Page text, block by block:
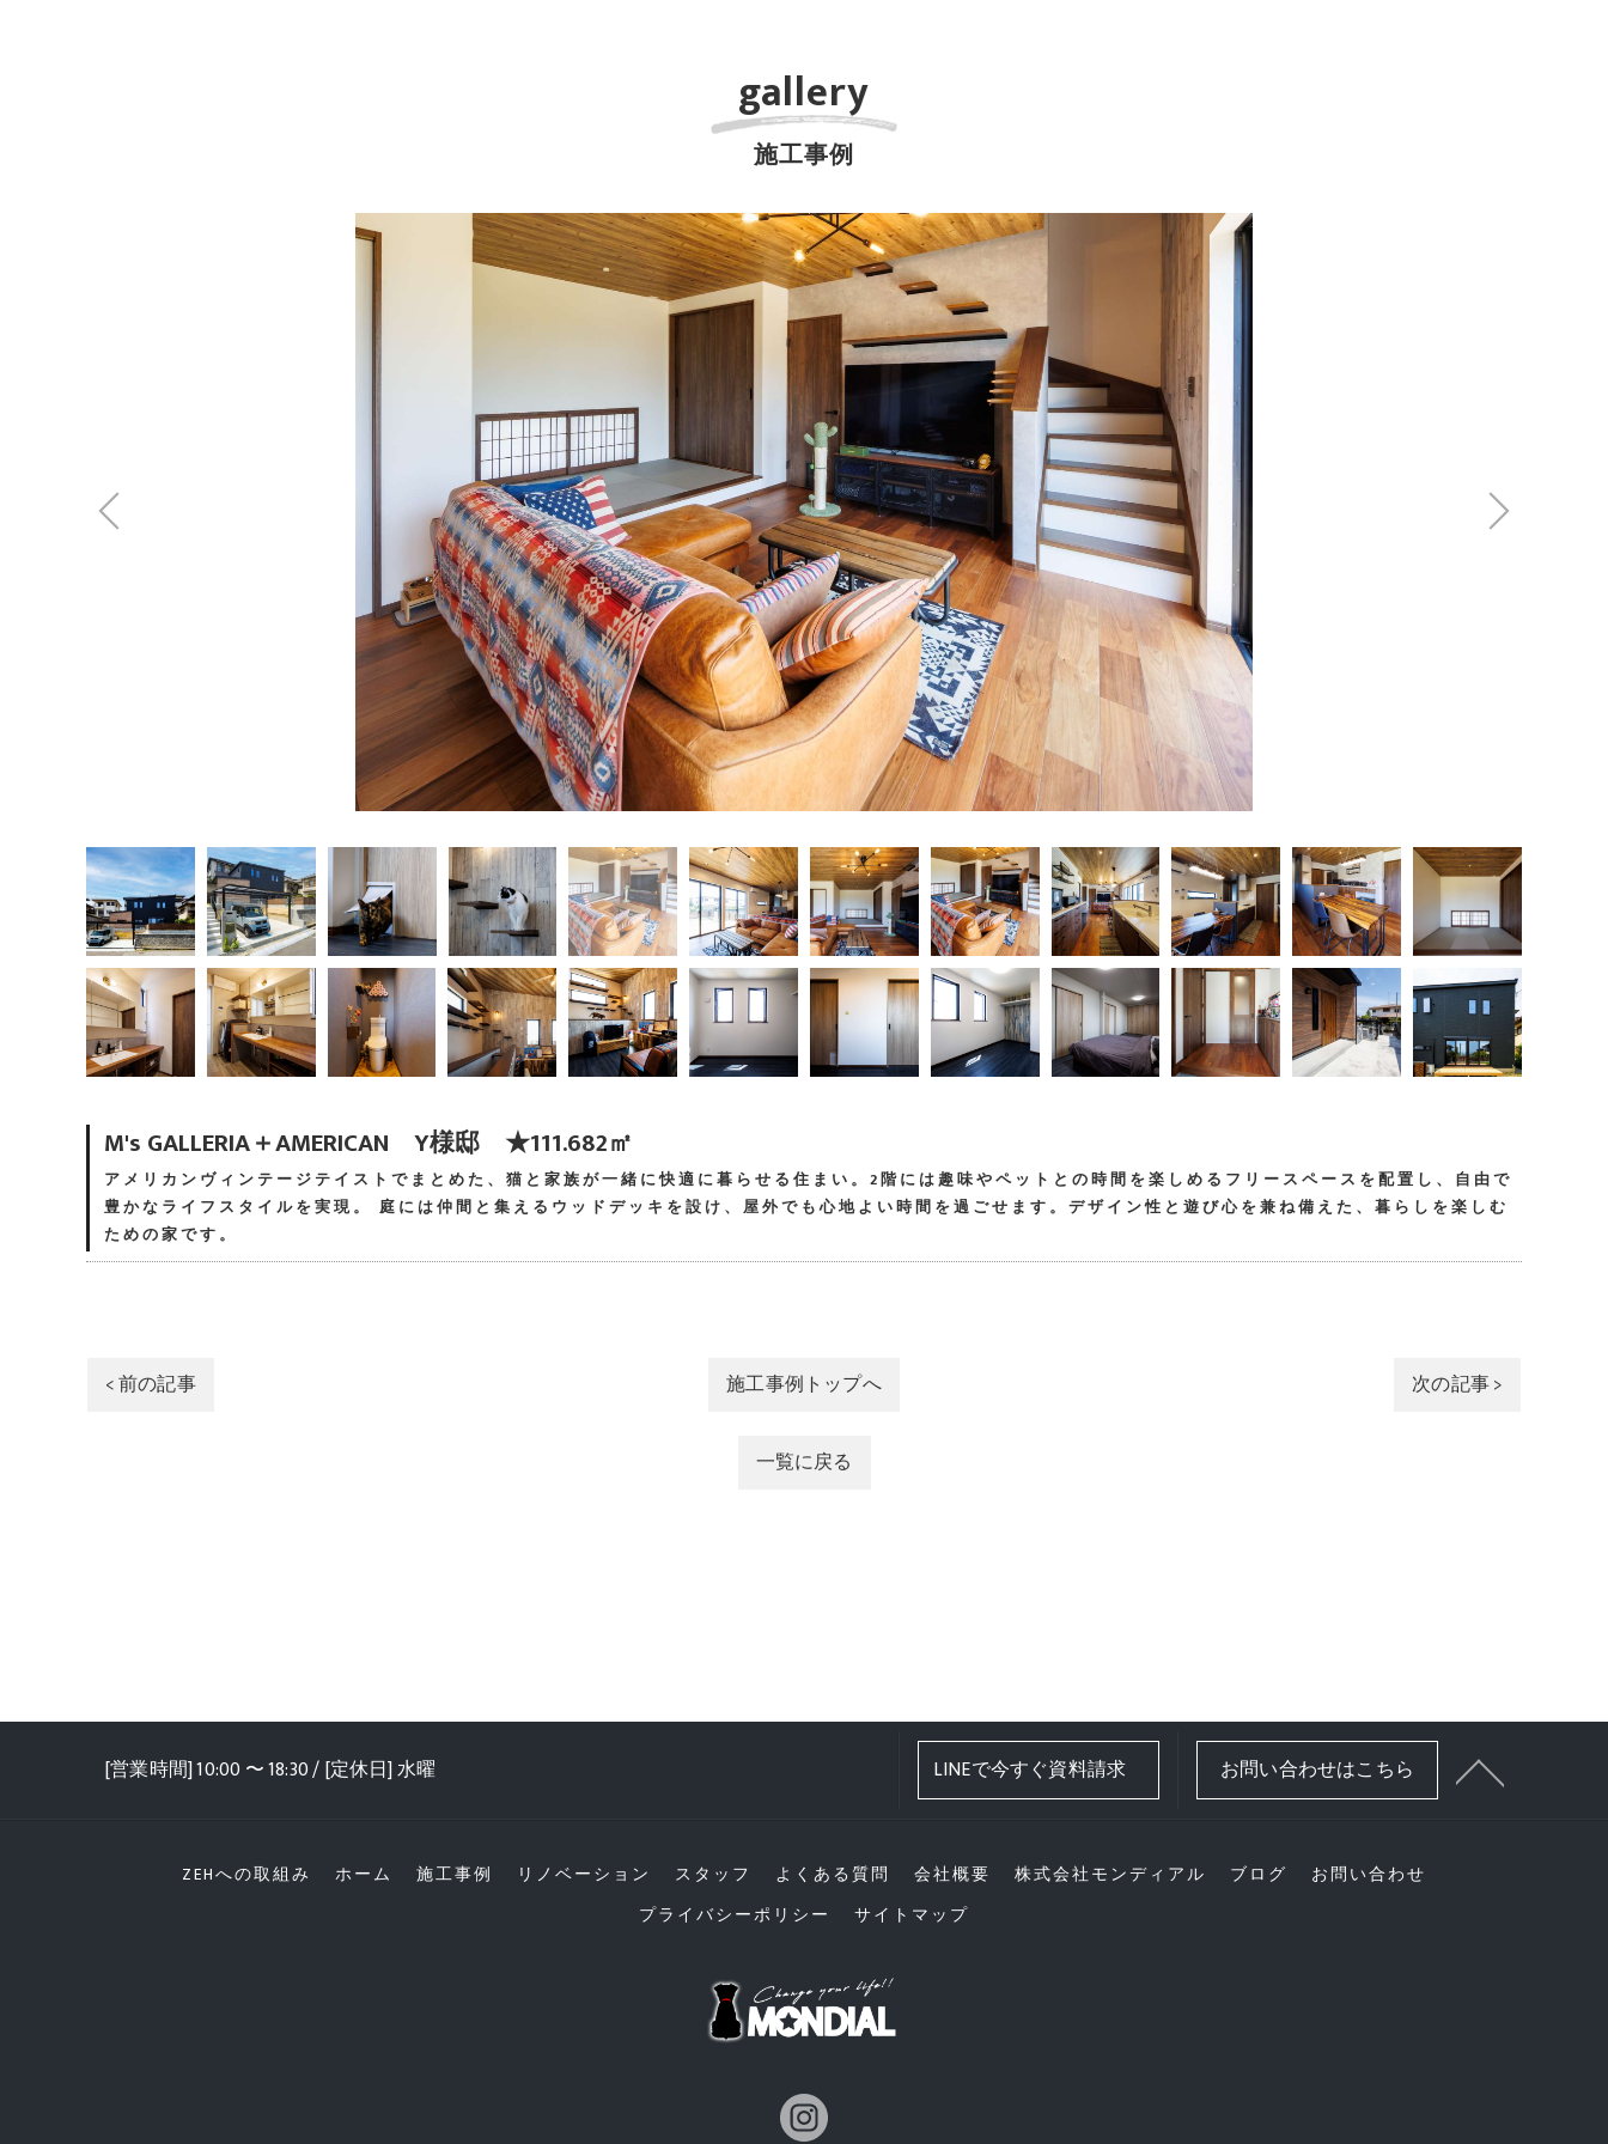
施工事例
gallery
M's GALLERIA＋AMERICAN Y様邸 ★111.682㎡
アメリカンヴィンテージテイストでまとめた、猫と家族が一緒に快適に暮らせる住まい。2階には趣味やペットとの時間を楽しめるフリースペースを配置し、自由で
豊かなライフスタイルを実現。 庭には仲間と集えるウッドデッキを設け、屋外でも心地よい時間を過ごせます。デザイン性と遊び心を兼ね備えた、暮らしを楽しむ
ための家です。
< 前の記事 施工事例トップへ 次の記事 >
一覧に戻る
[営業時間] 10:00 〜 18:30 / [定休日] 水曜 LINEで今すぐ資料請求 お問い合わせはこちら
ZEHへの取組み ホーム 施工事例 リノベーション スタッフ よくある質問 会社概要 株式会社モンディアル ブログ
お問い合わせ
プライバシーポリシー
サイトマップ